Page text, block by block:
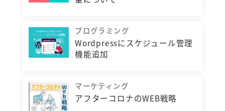
プログラミング
Wordpressにスケジュール管理
機能追加
マーケティング
アフターコロナのWEB戦略